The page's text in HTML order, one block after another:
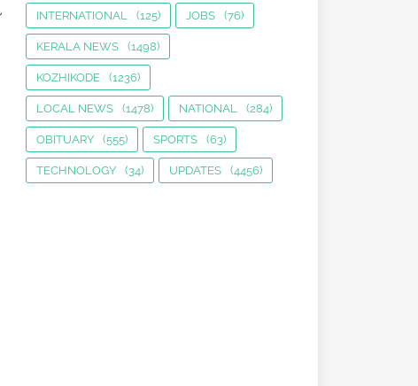
INTERNATIONAL (125) JOBS (76)
KERALA NEWS (1498)
KOZHIKODE (1236)
LOCAL NEWS (1478) NATIONAL (284)
OBITUARY (555) SPORTS (63)
TECHNOLOGY (34) UPDATES (4456)